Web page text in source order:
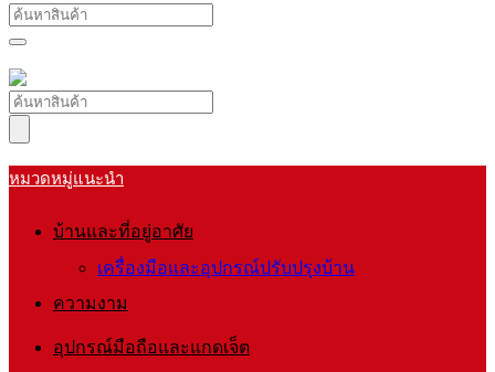
หมวดหมู่แนะนำ
บ้านและที่อยู่อาศัย
เครื่องมือและอุปกรณ์ปรับปรุงบ้าน
ความงาม
อุปกรณ์มือถือและแกดเจ็ต